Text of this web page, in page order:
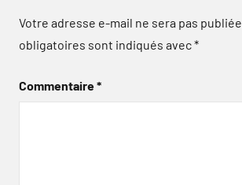
Votre adresse e-mail ne sera pas publiée.
obligatoires sont indiqués avec*
Commentaire*